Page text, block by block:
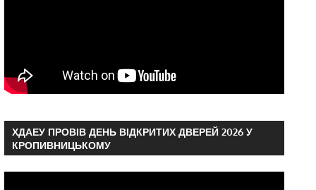
ХДАЕУ ПРОВІВ ДЕНЬ ВІДКРИТИХ ДВЕРЕЙ 2026 У
КРОПИВНИЦЬКОМУ